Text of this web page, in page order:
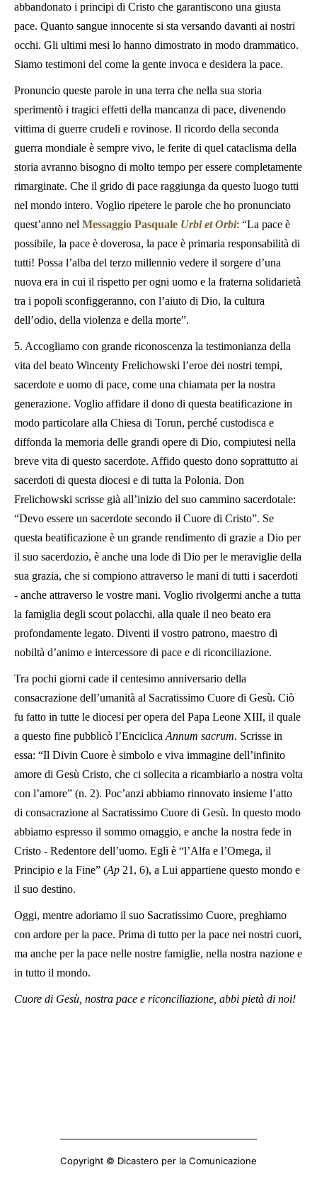
abbandonato i principi di Cristo che garantiscono una giusta
pace. Quanto sangue innocente si sta versando davanti ai nostri
occhi. Gli ultimi mesi lo hanno dimostrato in modo drammatico.
Siamo testimoni del come la gente invoca e desidera la pace.
Pronuncio queste parole in una terra che nella sua storia
sperimentò i tragici effetti della mancanza di pace, divenendo
vittima di guerre crudeli e rovinose. Il ricordo della seconda
guerra mondiale è sempre vivo, le ferite di quel cataclisma della
storia avranno bisogno di molto tempo per essere completamente
rimarginate. Che il grido di pace raggiunga da questo luogo tutti
nel mondo intero. Voglio ripetere le parole che ho pronunciato
quest’anno nel Messaggio Pasquale Urbi et Orbi: “La pace è
possibile, la pace è doverosa, la pace è primaria responsabilità di
tutti! Possa l’alba del terzo millennio vedere il sorgere d’una
nuova era in cui il rispetto per ogni uomo e la fraterna solidarietà
tra i popoli sconfiggeranno, con l’aiuto di Dio, la cultura
dell’odio, della violenza e della morte”.
5. Accogliamo con grande riconoscenza la testimonianza della
vita del beato Wincenty Frelichowski l’eroe dei nostri tempi,
sacerdote e uomo di pace, come una chiamata per la nostra
generazione. Voglio affidare il dono di questa beatificazione in
modo particolare alla Chiesa di Torun, perché custodisca e
diffonda la memoria delle grandi opere di Dio, compiutesi nella
breve vita di questo sacerdote. Affido questo dono soprattutto ai
sacerdoti di questa diocesi e di tutta la Polonia. Don
Frelichowski scrisse già all’inizio del suo cammino sacerdotale:
“Devo essere un sacerdote secondo il Cuore di Cristo”. Se
questa beatificazione è un grande rendimento di grazie a Dio per
il suo sacerdozio, è anche una lode di Dio per le meraviglie della
sua grazia, che si compiono attraverso le mani di tutti i sacerdoti
- anche attraverso le vostre mani. Voglio rivolgermi anche a tutta
la famiglia degli scout polacchi, alla quale il neo beato era
profondamente legato. Diventi il vostro patrono, maestro di
nobiltà d’animo e intercessore di pace e di riconciliazione.
Tra pochi giorni cade il centesimo anniversario della
consacrazione dell’umanità al Sacratissimo Cuore di Gesù. Ciò
fu fatto in tutte le diocesi per opera del Papa Leone XIII, il quale
a questo fine pubblicò l’Enciclica Annum sacrum. Scrisse in
essa: “Il Divin Cuore è simbolo e viva immagine dell’infinito
amore di Gesù Cristo, che ci sollecita a ricambiarlo a nostra volta
con l’amore” (n. 2). Poc’anzi abbiamo rinnovato insieme l’atto
di consacrazione al Sacratissimo Cuore di Gesù. In questo modo
abbiamo espresso il sommo omaggio, e anche la nostra fede in
Cristo - Redentore dell’uomo. Egli è “l’Alfa e l’Omega, il
Principio e la Fine” (Ap 21, 6), a Lui appartiene questo mondo e
il suo destino.
Oggi, mentre adoriamo il suo Sacratissimo Cuore, preghiamo
con ardore per la pace. Prima di tutto per la pace nei nostri cuori,
ma anche per la pace nelle nostre famiglie, nella nostra nazione e
in tutto il mondo.
Cuore di Gesù, nostra pace e riconciliazione, abbi pietà di noi!
Copyright © Dicastero per la Comunicazione